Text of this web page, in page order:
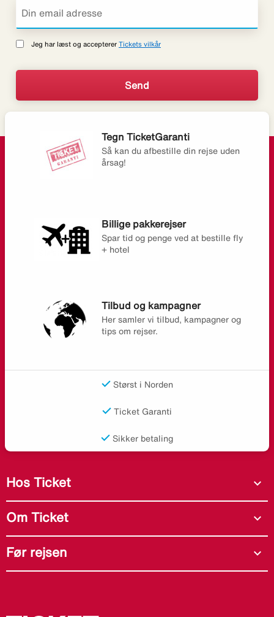
Jeg har læst og accepterer Tickets vilkår
Tegn TicketGaranti
Så kan du afbestille din rejse uden
årsag!
Billige pakkerejser
Spar tid og penge ved at bestille fly
+ hotel
Tilbud og kampagner
Her samler vi tilbud, kampagner og
tips om rejser.
Størst i Norden
Ticket Garanti
Sikker betaling
Hos Ticket expand_more
Om Ticket expand_more
Før rejsen expand_more